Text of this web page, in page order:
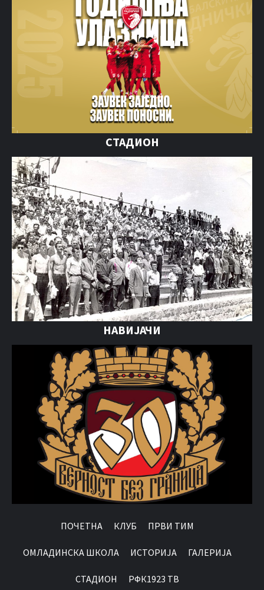
СТАДИОН
НАВИЈАЧИ
ПОЧЕТНА КЛУБ ПРВИ ТИМ
OМЛАДИНСКА ШКОЛА ИСТОРИЈА ГАЛЕРИЈА
СТАДИОН РФК1923 ТВ